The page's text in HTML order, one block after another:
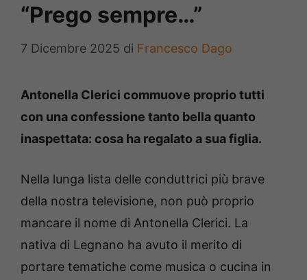
“Prego sempre…”
7 Dicembre 2025 di Francesco Dago
Antonella Clerici commuove proprio tutti
con una confessione tanto bella quanto
inaspettata: cosa ha regalato a sua figlia.
Nella lunga lista delle conduttrici più brave
della nostra televisione, non può proprio
mancare il nome di Antonella Clerici. La
nativa di Legnano ha avuto il merito di
portare tematiche come musica o cucina in